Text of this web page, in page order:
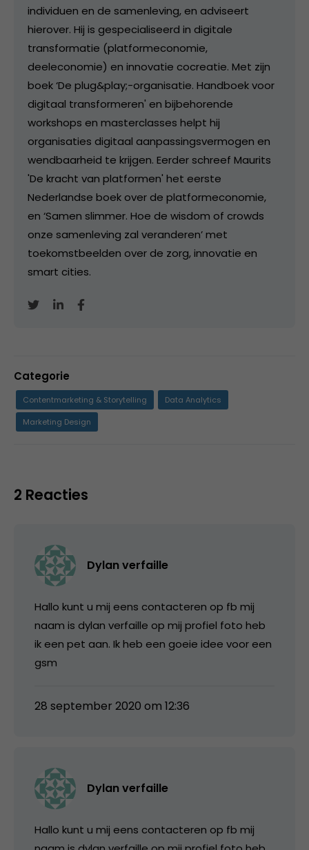
individuen en de samenleving, en adviseert
hierover. Hij is gespecialiseerd in digitale
transformatie (platformeconomie,
deeleconomie) en innovatie cocreatie. Met zijn
boek ‘De plug&play;-organisatie. Handboek voor
digitaal transformeren' en bijbehorende
workshops en masterclasses helpt hij
organisaties digitaal aanpassingsvermogen en
wendbaarheid te krijgen. Eerder schreef Maurits
'De kracht van platformen' het eerste
Nederlandse boek over de platformeconomie,
en ‘Samen slimmer. Hoe de wisdom of crowds
onze samenleving zal veranderen’ met
toekomstbeelden over de zorg, innovatie en
smart cities.
Categorie
Contentmarketing & Storytelling
Data Analytics
Marketing Design
2 Reacties
Dylan verfaille
Hallo kunt u mij eens contacteren op fb mij
naam is dylan verfaille op mij profiel foto heb
ik een pet aan. Ik heb een goeie idee voor een
gsm
28 september 2020 om 12:36
Dylan verfaille
Hallo kunt u mij eens contacteren op fb mij